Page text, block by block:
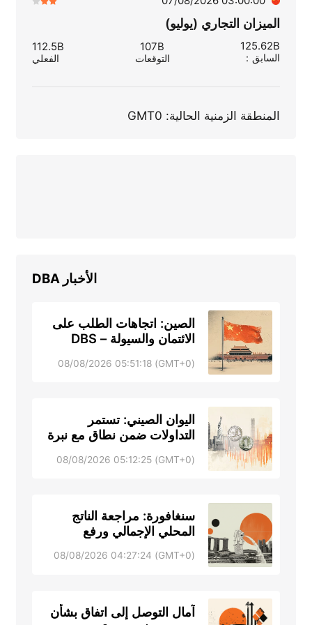
الميزان التجاري (يوليو)
125.62B
السابق：
107B
التوقعات
112.5B
الفعلي
المنطقة الزمنية الحالية: GMT0
DBA الأخبار
الصين: اتجاهات الطلب على
الائتمان والسيولة – DBS
(GMT+0) 08/08/2026 05:51:18
اليوان الصيني: تستمر
التداولات ضمن نطاق مع نبرة
الأمريكي – UOB(GMT+0) 08/08/2026 05:12:25
سنغافورة: مراجعة الناتج
المحلي الإجمالي ورفع
(GMT+0) 08/08/2026 04:27:24
آمال التوصل إلى اتفاق بشأن